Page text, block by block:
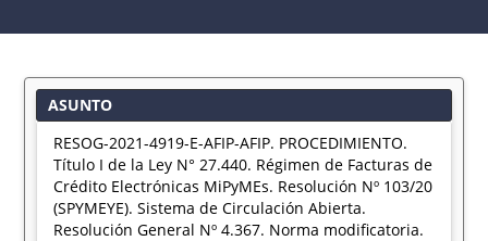
ASUNTO
RESOG-2021-4919-E-AFIP-AFIP. PROCEDIMIENTO.
Título I de la Ley N° 27.440. Régimen de Facturas de
Crédito Electrónicas MiPyMEs. Resolución Nº 103/20
(SPYMEYE). Sistema de Circulación Abierta.
Resolución General Nº 4.367. Norma modificatoria.